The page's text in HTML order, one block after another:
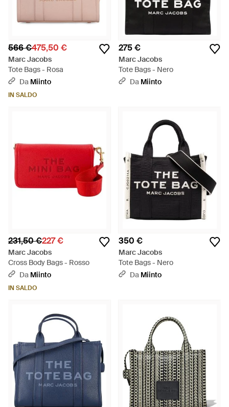
566 €475,50 €
Marc Jacobs
Tote Bags - Rosa
Da Miinto
IN SALDO
275 €
Marc Jacobs
Tote Bags - Nero
Da Miinto
231,50 €227 €
Marc Jacobs
Cross Body Bags - Rosso
Da Miinto
IN SALDO
350 €
Marc Jacobs
Tote Bags - Nero
Da Miinto